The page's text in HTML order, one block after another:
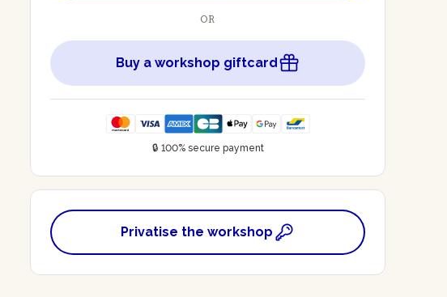
OR
Buy a workshop giftcard
🔒 100% secure payment
Privatise the workshop